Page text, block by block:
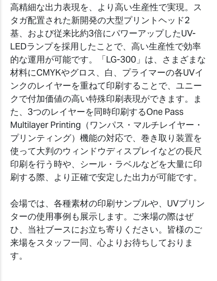
高精細な出力表現を、より高い生産性で実現。ス
タガ配置された新開発の大型プリントヘッド2
基、および従来比約3倍にパワーアップしたUV-
LEDランプを採用したことで、高い生産性で効率
的な運用が可能です。「LG-300」は、さまざまな
材料にCMYKやグロス、白、プライマーの各UVイ
ンクのレイヤーを重ねて印刷することで、ユニー
クで付加価値の高い特殊印刷表現ができます。ま
た、3つのレイヤーを同時印刷するOne Pass
Multilayer Printing（ワンパス・マルチレイヤー・
プリンティング）機能の対応で、巻き取り装置を
使って大判のウィンドウディスプレイなどの長尺
印刷を行う時や、シール・ラベルなどを大量に印
刷する際、より正確で安定した出力が可能です。
会場では、各種素材の印刷サンプルや、UVプリン
ターの使用事例も展示します。ご来場の際はぜ
ひ、当社ブースにお立ち寄りください。皆様のご
来場をスタッフ一同、心よりお待ちしておりま
す。